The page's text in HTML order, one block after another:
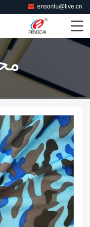
ensonlu@live.cn